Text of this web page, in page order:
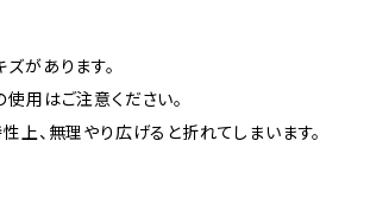
があります。
用はご注意ください。
上、無理やり広げると折れてしまいます。